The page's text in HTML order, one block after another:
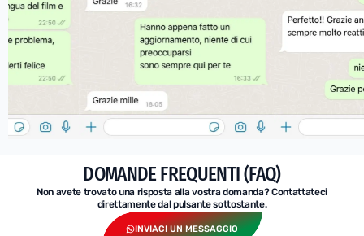
DOMANDE FREQUENTI (FAQ)
Non avete trovato una risposta alla vostra domanda? Contattateci
direttamente dal pulsante sottostante.
INVIACI UN MESSAGGIO